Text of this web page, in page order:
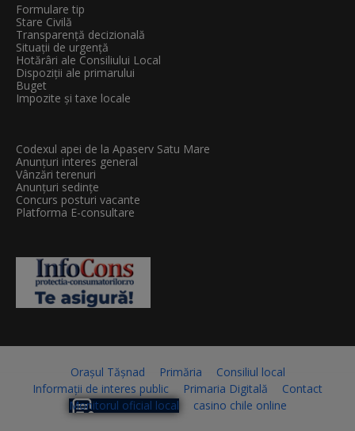
Formulare tip
Stare Civilă
Transparenţă decizională
Situații de urgență
Hotărâri ale Consiliului Local
Dispoziții ale primarului
Buget
Impozite și taxe locale
Codexul apei de la Apaserv Satu Mare
Anunțuri interes general
Vânzări terenuri
Anunțuri sedințe
Concurs posturi vacante
Platforma E-consultare
Orașul Tășnad Primăria
Consiliul local
Informații de interes public
Primaria Digitală
Contact
Monitorul oficial local
casino chile online